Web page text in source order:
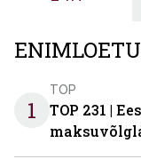
1
TOP
TOP 231 |